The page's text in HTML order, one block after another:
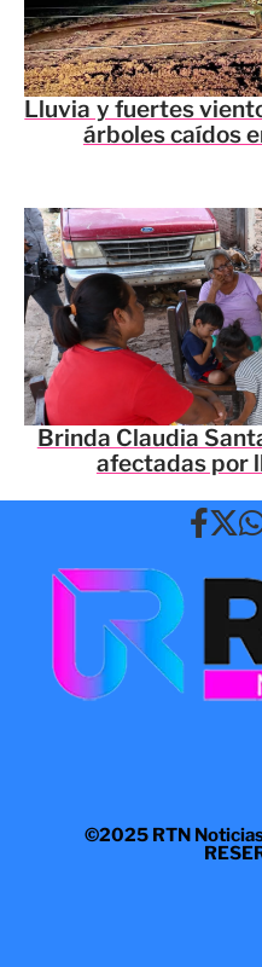
Lluvia y fuertes
árboles caídos
Brinda Claudia
afectadas por
©2025 RTN